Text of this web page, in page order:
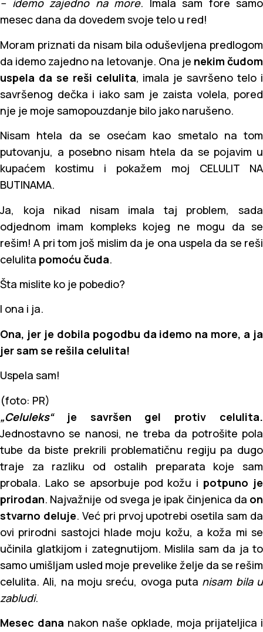
– idemo zajedno na more. Imala sam fore samo
mesec dana da dovedem svoje telo u red!
Moram priznati da nisam bila oduševljena predlogom
da idemo zajedno na letovanje. Ona je nekim čudom
uspela da se reši celulita, imala je savršeno telo i
savršenog dečka i iako sam je zaista volela, pored
nje je moje samopouzdanje bilo jako narušeno.
Nisam htela da se osećam kao smetalo na tom
putovanju, a posebno nisam htela da se pojavim u
kupaćem kostimu i pokažem moj CELULIT NA
BUTINAMA.
Ja, koja nikad nisam imala taj problem, sada
odjednom imam kompleks kojeg ne mogu da se
rešim! A pri tom još mislim da je ona uspela da se reši
celulita pomoću čuda.
Šta mislite ko je pobedio?
I ona i ja.
Ona, jer je dobila pogodbu da idemo na more, a ja
jer sam se rešila celulita!
Uspela sam!
(foto: PR)
„Celuleks“je savršen gel protiv celulita.
Jednostavno se nanosi, ne treba da potrošite pola
tube da biste prekrili problematičnu regiju pa dugo
traje za razliku od ostalih preparata koje sam
probala. Lako se apsorbuje pod kožu i potpuno je
prirodan. Najvažnije od svega je ipak činjenica da on
stvarno deluje. Već pri prvoj upotrebi osetila sam da
ovi prirodni sastojci hlade moju kožu, a koža mi se
učinila glatkijom i zategnutijom. Mislila sam da ja to
samo umišljam usled moje prevelike želje da se rešim
celulita. Ali, na moju sreću, ovoga puta nisam bila u
zabludi.
Mesec dana nakon naše opklade, moja prijateljica i